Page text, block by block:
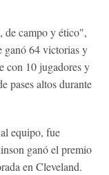
de campo y ético",
ganó 64 victorias y
con 10 jugadores y
pases altos durante
equipo, fue
ganó el premio
en Cleveland.